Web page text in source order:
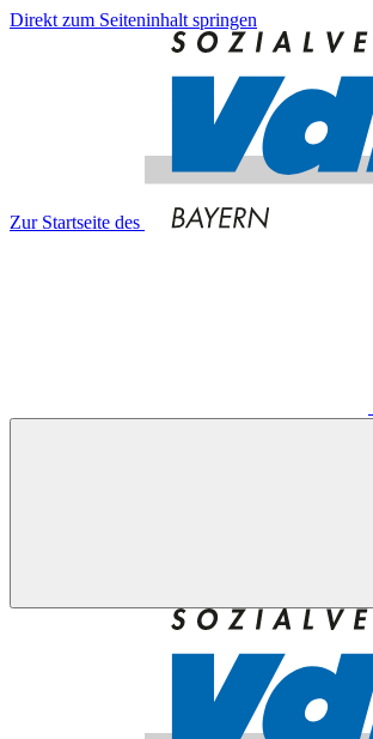
Direkt zum Seiteninhalt springen
Zur Startseite des